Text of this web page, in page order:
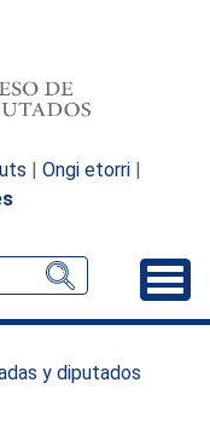
| Ongi etorri |
y diputados